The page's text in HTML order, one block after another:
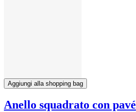
Aggiungi alla shopping bag
Anello squadrato con pavé